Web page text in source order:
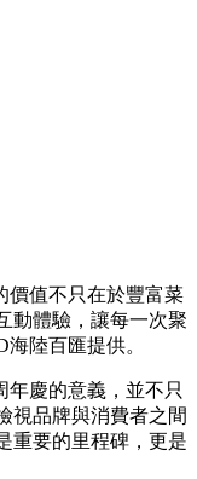
價值不只在於豐富菜
動體驗，讓每一次聚
陸百匯提供。
年慶的意義，並不只
視品牌與消費者之間
重要的里程碑，更是